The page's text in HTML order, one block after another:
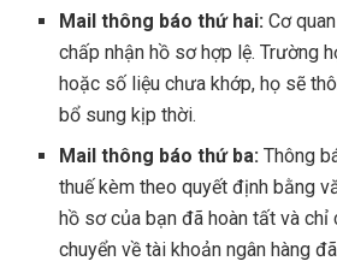
Mail thông báo thứ hai: Cơ
chấp nhận hồ sơ hợp lệ. Trường
hoặc số liệu chưa khớp, họ sẽ
bổ sung kịp thời.
Mail thông báo thứ ba: Thông
thuế kèm theo quyết định bằng
hồ sơ của bạn đã hoàn tất và chỉ
chuyển về tài khoản ngân hàng